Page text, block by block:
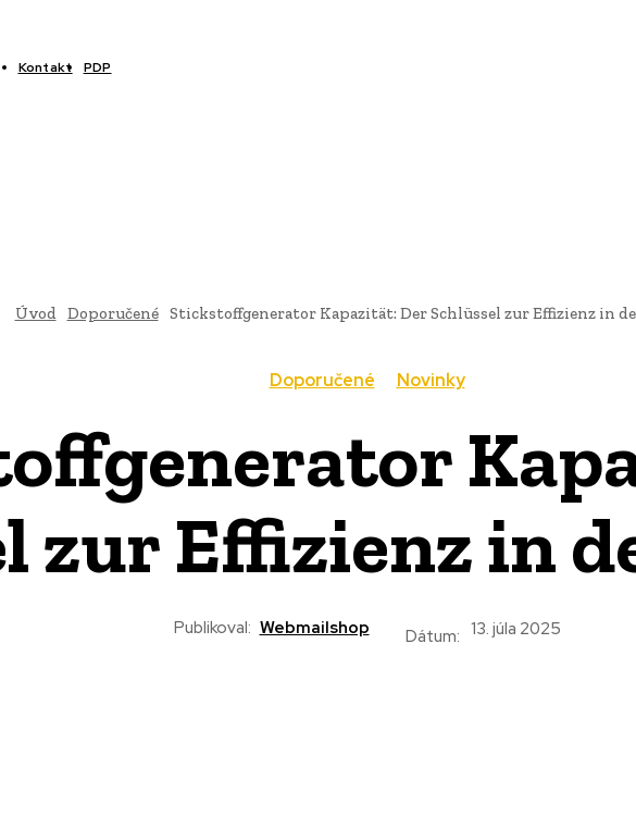
Kontakt PDP
Úvod Doporučené Stickstoffgenerator Kapazität: Der Schlüssel zur Effizienz in
Doporučené Novinky
zur Effizienz in
Publikoval: Webmailshop Dátum: 13. júla 2025